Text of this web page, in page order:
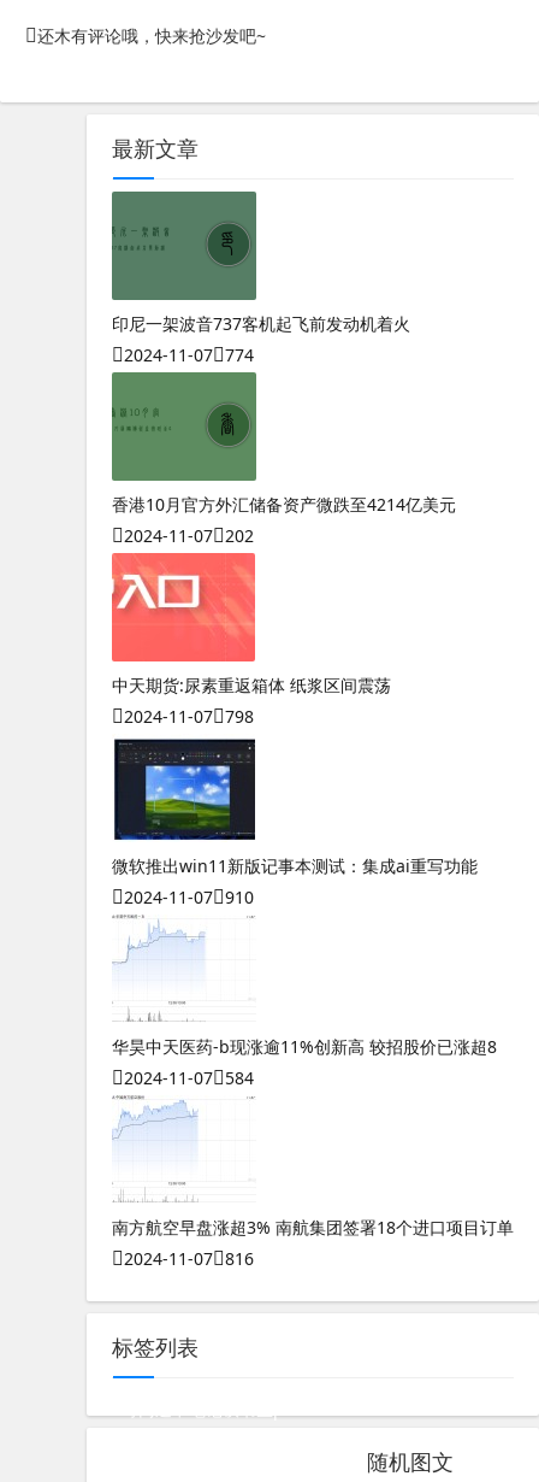
还木有评论哦，快来抢沙发吧~
最新文章
印尼一架波音737客机起飞前发动机着火
2024-11-07 774
香港10月官方外汇储备资产微跌至4214亿美元
2024-11-07 202
中天期货:尿素重返箱体 纸浆区间震荡
2024-11-07 798
微软推出win11新版记事本测试：集成ai重写功能
2024-11-07 910
华昊中天医药-b现涨逾11%创新高 较招股价已涨超8
2024-11-07 584
南方航空早盘涨超3% 南航集团签署18个进口项目订单
2024-11-07 816
标签列表
随机图文